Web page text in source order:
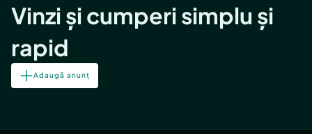
Vinzi și cumperi simplu și
rapid
Adaugă anunț